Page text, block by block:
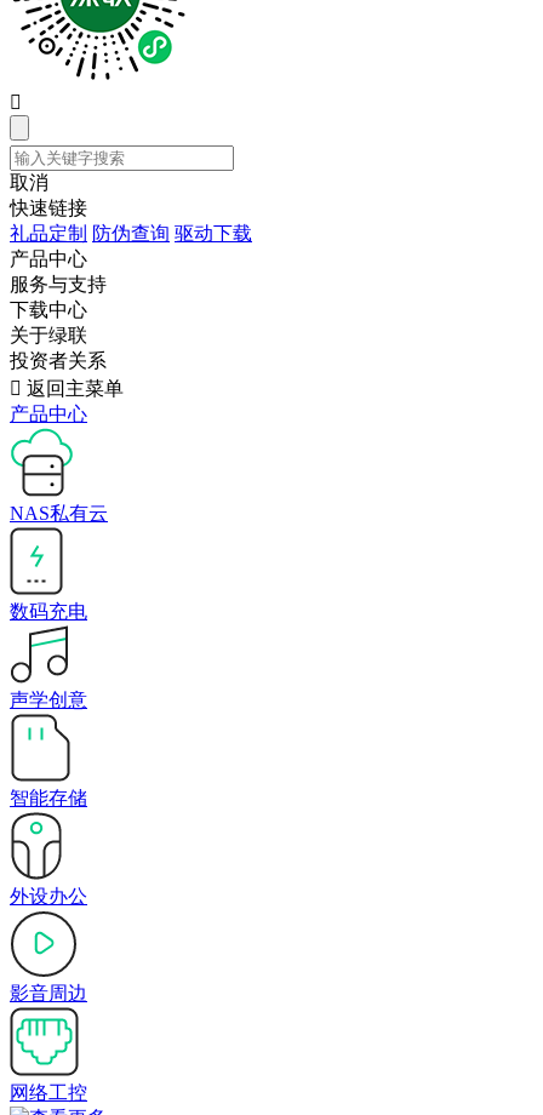

取消
快速链接
礼品定制 防伪查询 驱动下载
产品中心
服务与支持
下载中心
关于绿联
投资者关系
 返回主菜单
产品中心
NAS私有云
数码充电
声学创意
智能存储
外设办公
影音周边
网络工控